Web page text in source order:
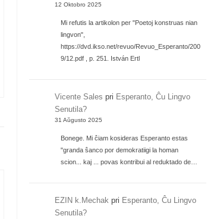
12 Oktobro 2025
Mi refutis la artikolon per "Poetoj konstruas nian
lingvon",
https://dvd.ikso.net/revuo/Revuo_Esperanto/200
9/12.pdf , p. 251. István Ertl
Vicente Sales pri Esperanto, Ĉu Lingvo
Senutila?
31 Aŭgusto 2025
Bonege. Mi ĉiam kosideras Esperanto estas
"granda ŝanco por demokratiigi la homan
scion... kaj ... povas kontribui al reduktado de…
EZIN k.Mechak pri Esperanto, Ĉu Lingvo
Senutila?